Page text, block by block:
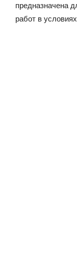
предназначена
работ в